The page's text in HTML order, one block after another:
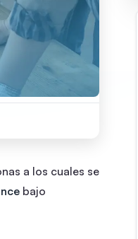
a los cuales se
bajo